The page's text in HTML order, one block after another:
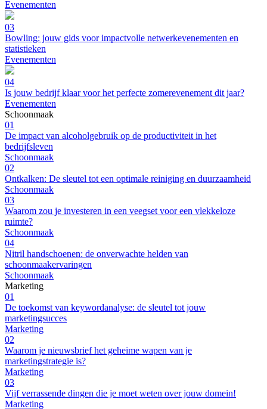
Evenementen
03
Bowling: jouw gids voor impactvolle netwerkevenementen en
statistieken
Evenementen
04
Is jouw bedrijf klaar voor het perfecte zomerevenement dit jaar?
Evenementen
Schoonmaak
01
De impact van alcoholgebruik op de productiviteit in het
bedrijfsleven
Schoonmaak
02
Ontkalken: De sleutel tot een optimale reiniging en duurzaamheid
Schoonmaak
03
Waarom zou je investeren in een veegset voor een vlekkeloze
ruimte?
Schoonmaak
04
Nitril handschoenen: de onverwachte helden van
schoonmaakervaringen
Schoonmaak
Marketing
01
De toekomst van keywordanalyse: de sleutel tot jouw
marketingsucces
Marketing
02
Waarom je nieuwsbrief het geheime wapen van je
marketingstrategie is?
Marketing
03
Vijf verrassende dingen die je moet weten over jouw domein!
Marketing